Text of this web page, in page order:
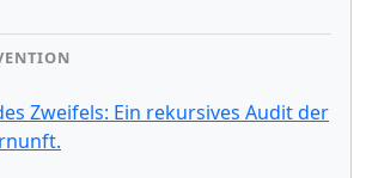
Zweifels: Ein rekursives Audit der